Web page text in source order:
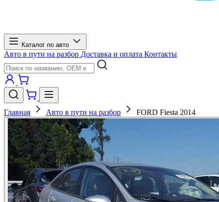
Каталог по авто
Авто в пути на разбор Доставка и оплата Контакты
Главная Авто в пути на разбор FORD Fiesta 2014